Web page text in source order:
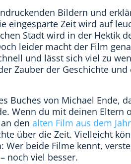
Bildern und
eingesparte Zeit wird auf
Stadt wird in der Hektik
leider macht der Film
und lässt sich viel zu
Zauber der Geschichte
Buches von Michael Ende,
Wenn du mit deinen Eltern
den alten Film aus dem
über die Zeit. Vielleicht
beide Filme kennt,
noch viel besser.